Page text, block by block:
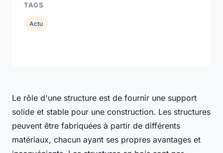
Le rôle d'une structure est de fournir une support
solide et stable pour une construction. Les structures
peuvent être fabriquées à partir de différents
matériaux, chacun ayant ses propres avantages et
TAGS
Actu